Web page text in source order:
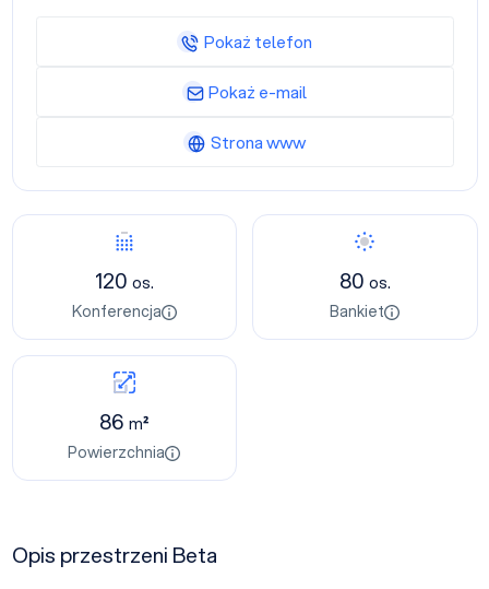
120 os.
Konferencja
80 os.
Bankiet
86m²
Powierzchnia
Opis przestrzeni Beta
Pokaż telefon
Pokaż e-mail
Strona www